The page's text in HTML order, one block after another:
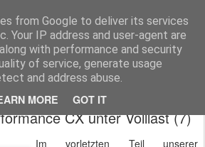
from Google to deliver its services
Your IP address and user-agent are
with performance and security
of service, generate usage
and address abuse.
MORE GOT IT
Über den Blog
Bosch - Brose - Yamaha.
CX unter Volllast (7)
Im vorletzten Teil unserer